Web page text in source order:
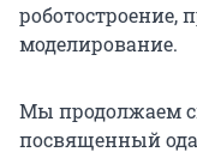
роботостроение,
моделирование.
Мы продолжаем
посвященный